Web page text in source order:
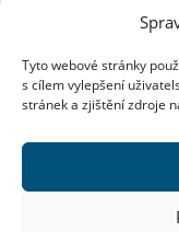
Tyto webové stránky
s cílem vylepšení
stránek a zjištění zdroje